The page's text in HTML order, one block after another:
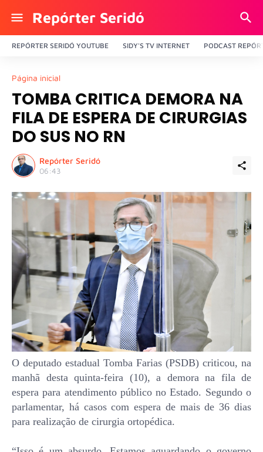
Repórter Seridó
REPÓRTER SERIDÓ YOUTUBE SIDY'S TV INTERNET PODCAST
Página inicial
TOMBA CRITICA DEMORA NA
FILA DE ESPERA DE CIRURGIAS
DO SUS NO RN
Repórter Seridó
06:43
O deputado estadual Tomba Farias (PSDB) criticou, na
manhã desta quinta-feira (10), a demora na fila de
espera para atendimento público no Estado. Segundo o
parlamentar, há casos com espera de mais de 36 dias
para realização de cirurgia ortopédica.